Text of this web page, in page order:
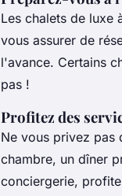
Les chalets de luxe
vous assurer de
l'avance. Certains
pas !
Profitez des
Ne vous privez pas
chambre, un dîner
conciergerie,